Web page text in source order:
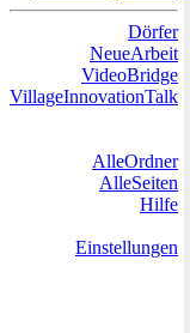
Dörfer
NeueArbeit
VideoBridge
VillageInnovationTalk
AlleOrdner
AlleSeiten
Hilfe
Einstellungen